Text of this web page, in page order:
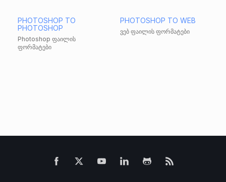
PHOTOSHOP TO
PHOTOSHOP
Photoshop ფაილის
ფორმატები
PHOTOSHOP TO WEB
ვებ ფაილის ფორმატები